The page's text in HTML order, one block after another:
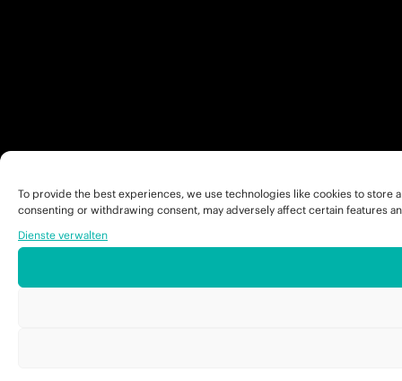
To provide the best experiences, we use technologies like cookies to
consenting or withdrawing consent, may adversely affect certain features
Dienste verwalten